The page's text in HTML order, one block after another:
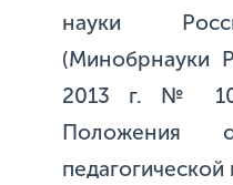
науки
(Минобрнауки
2013 г. №
Положения о